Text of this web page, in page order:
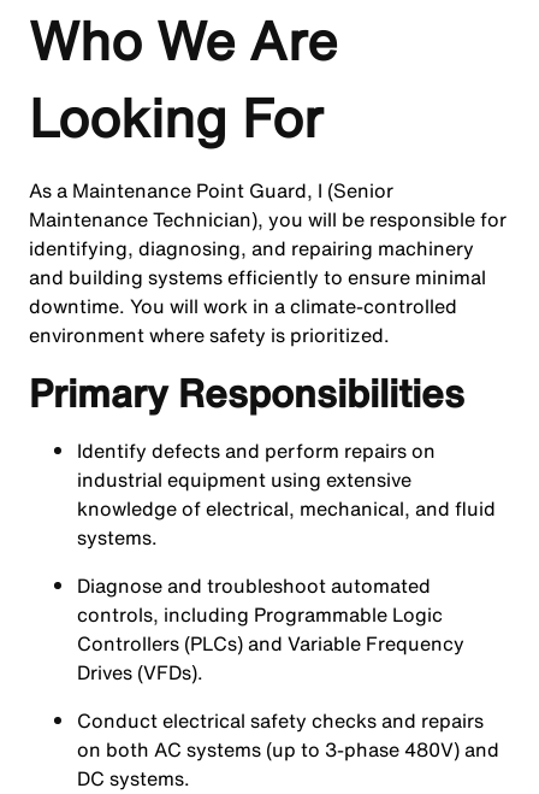
Who We Are
Looking For
As a Maintenance Point Guard, I (Senior
Maintenance Technician), you will be responsible for
identifying, diagnosing, and repairing machinery
and building systems efficiently to ensure minimal
downtime. You will work in a climate-controlled
environment where safety is prioritized.
Primary Responsibilities
Identify defects and perform repairs on
industrial equipment using extensive
knowledge of electrical, mechanical, and fluid
systems.
Diagnose and troubleshoot automated
controls, including Programmable Logic
Controllers (PLCs) and Variable Frequency
Drives (VFDs).
Conduct electrical safety checks and repairs
on both AC systems (up to 3-phase 480V) and
DC systems.